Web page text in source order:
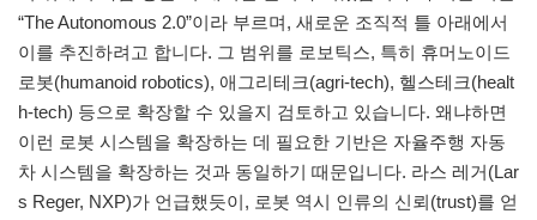
“The Autonomous 2.0”이라 부르며, 새로운 조직적 틀 아래에서
이를 추진하려고 합니다. 그 범위를 로보틱스, 특히 휴머노이드
로봇(humanoid robotics), 애그리테크(agri-tech), 헬스테크(healt
h-tech) 등으로 확장할 수 있을지 검토하고 있습니다. 왜냐하면
이런 로봇 시스템을 확장하는 데 필요한 기반은 자율주행 자동
차 시스템을 확장하는 것과 동일하기 때문입니다. 라스 레거(Lar
s Reger, NXP)가 언급했듯이, 로봇 역시 인류의 신뢰(trust)를 얻